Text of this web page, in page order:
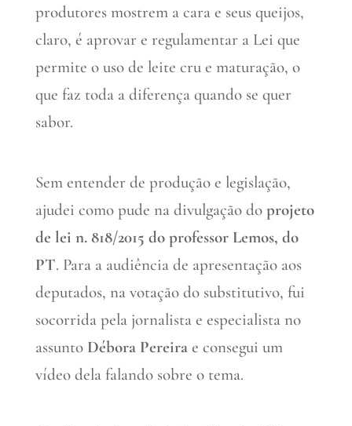
produtores mostrem a cara e seus queijos,
claro, é aprovar e regulamentar a Lei que
permite o uso de leite cru e maturação, o
que faz toda a diferença quando se quer
sabor.
Sem entender de produção e legislação,
ajudei como pude na divulgação do projeto
de lei n. 818/2015 do professor Lemos, do
PT. Para a audiência de apresentação aos
deputados, na votação do substitutivo, fui
socorrida pela jornalista e especialista no
assuntoDébora Pereirae consegui um
vídeo dela falando sobre o tema.